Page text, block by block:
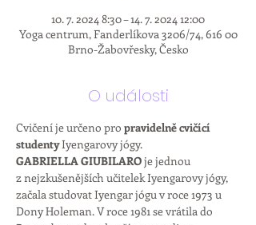
10. 7. 2024 8:30 – 14. 7. 2024 12:00
Yoga centrum, Fanderlíkova 3206/74, 616 00
Brno-Žabovřesky, Česko
O události
Cvičení je určeno pro pravidelně cvičící
studenty Iyengarovy jógy.
GABRIELLA GIUBILARO je jednou
z nejzkušenějších učitelek Iyengarovy jógy,
začala studovat Iyengar jógu v roce 1973 u
Dony Holeman. V roce 1981 se vrátila do